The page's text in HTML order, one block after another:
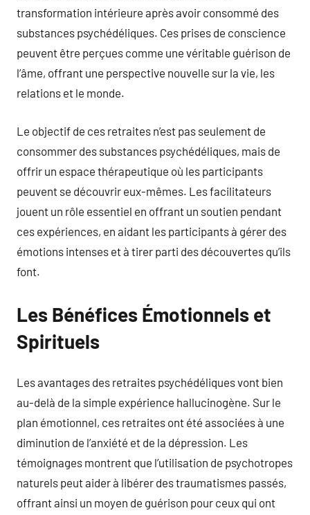
transformation intérieure après avoir consommé des
substances psychédéliques. Ces prises de conscience
peuvent être perçues comme une véritable guérison de
l’âme, offrant une perspective nouvelle sur la vie, les
relations et le monde.
Le objectif de ces retraites n’est pas seulement de
consommer des substances psychédéliques, mais de
offrir un espace thérapeutique où les participants
peuvent se découvrir eux-mêmes. Les facilitateurs
jouent un rôle essentiel en offrant un soutien pendant
ces expériences, en aidant les participants à gérer des
émotions intenses et à tirer parti des découvertes qu’ils
font.
Les Bénéfices Émotionnels et
Spirituels
Les avantages des retraites psychédéliques vont bien
au-delà de la simple expérience hallucinogène. Sur le
plan émotionnel, ces retraites ont été associées à une
diminution de l’anxiété et de la dépression. Les
témoignages montrent que l’utilisation de psychotropes
naturels peut aider à libérer des traumatismes passés,
offrant ainsi un moyen de guérison pour ceux qui ont